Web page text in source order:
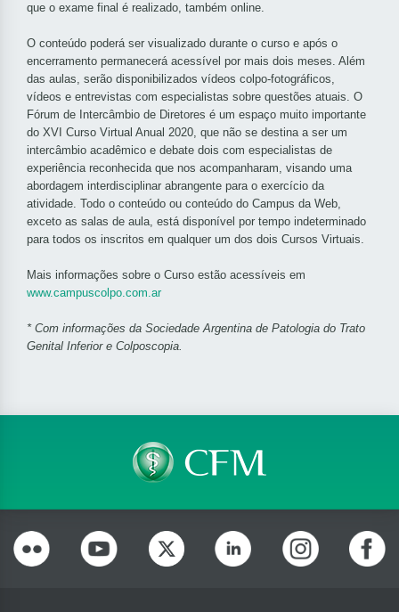
que o exame final é realizado, também online.
O conteúdo poderá ser visualizado durante o curso e após o
encerramento permanecerá acessível por mais dois meses. Além
das aulas, serão disponibilizados vídeos colpo-fotográficos,
vídeos e entrevistas com especialistas sobre questões atuais. O
Fórum de Intercâmbio de Diretores é um espaço muito importante
do XVI Curso Virtual Anual 2020, que não se destina a ser um
intercâmbio acadêmico e debate dois com especialistas de
experiência reconhecida que nos acompanharam, visando uma
abordagem interdisciplinar abrangente para o exercício da
atividade. Todo o conteúdo ou conteúdo do Campus da Web,
exceto as salas de aula, está disponível por tempo indeterminado
para todos os inscritos em qualquer um dos dois Cursos Virtuais.
Mais informações sobre o Curso estão acessíveis em
www.campuscolpo.com.ar
* Com informações da Sociedade Argentina de Patologia do Trato
Genital Inferior e Colposcopia.